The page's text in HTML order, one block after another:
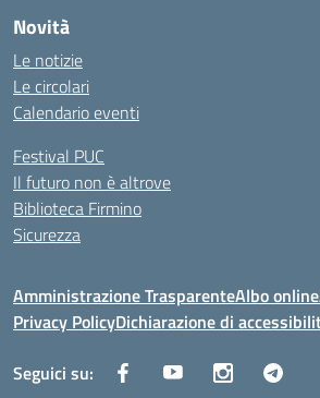
Novità
Le notizie
Le circolari
Calendario eventi
Festival PUC
Il futuro non è altrove
Biblioteca Firmino
Sicurezza
Amministrazione TrasparenteAlbo online
Privacy PolicyDichiarazione di
Seguici su: